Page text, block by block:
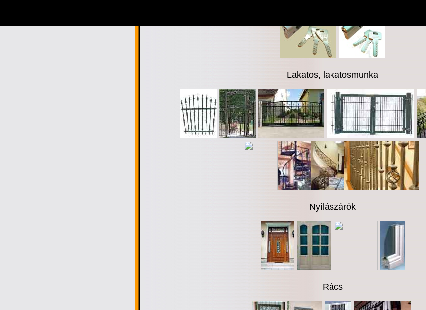
Lakatos, lakatosmunka
Nyílászárók
Rács